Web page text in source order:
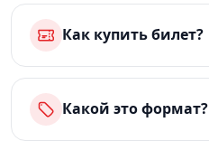
Как купить билет?
Какой это формат?